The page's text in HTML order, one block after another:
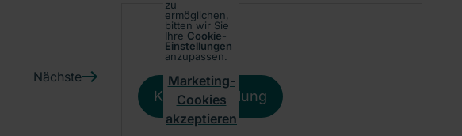
Nächste
zu
ermöglichen,
bitten wir Sie
Ihre Cookie-
Einstellungen
anzupassen.
Marketing-
Cookies
akzeptieren
Kursentwicklung